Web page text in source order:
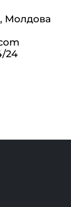
Молдова
24